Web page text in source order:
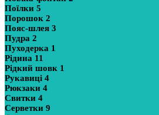
Поїлки 5
Порошок 2
Пояс-шлея 3
Пудра 2
Пуходерка 1
Рідина 11
Рідкий шовк 1
Рукавиці 4
Рюкзаки 4
Свитки 4
Серветки 9